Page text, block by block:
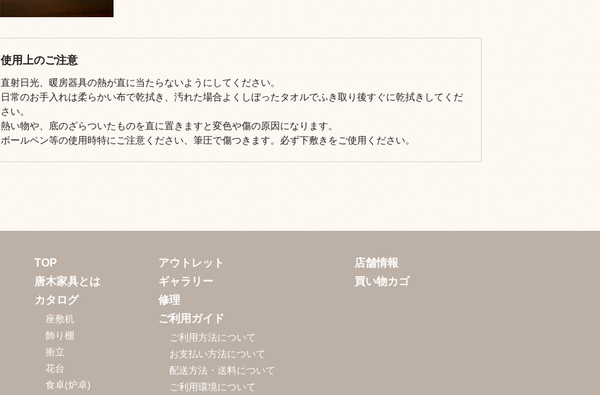
使用上のご注意
直射日光、暖房器具の熱が直に当たらないようにしてください。
日常のお手入れは柔らかい布で乾拭き、汚れた場合よくしぼったタオルでふき取り後すぐに乾拭きしてくだ
さい。
熱い物や、底のざらついたものを直に置きますと変色や傷の原因になります。
ボールペン等の使用時特にご注意ください、筆圧で傷つきます。必ず下敷きをご使用ください。
TOP
唐木家具とは
カタログ
座敷机
飾り棚
衝立
花台
食卓(炉卓)
アウトレット
ギャラリー
修理
ご利用ガイド
ご利用方法について
お支払い方法について
配送方法・送料について
ご利用環境について
店舗情報
買い物カゴ